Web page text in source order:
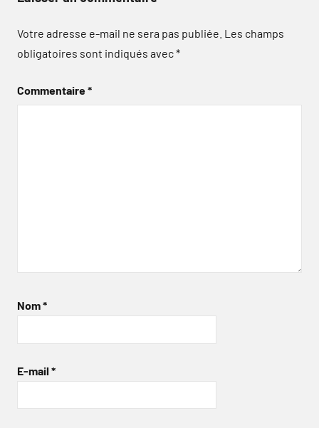
Votre adresse e-mail ne sera pas publiée. Les champs
obligatoires sont indiqués avec*
Commentaire*
Nom*
E-mail *